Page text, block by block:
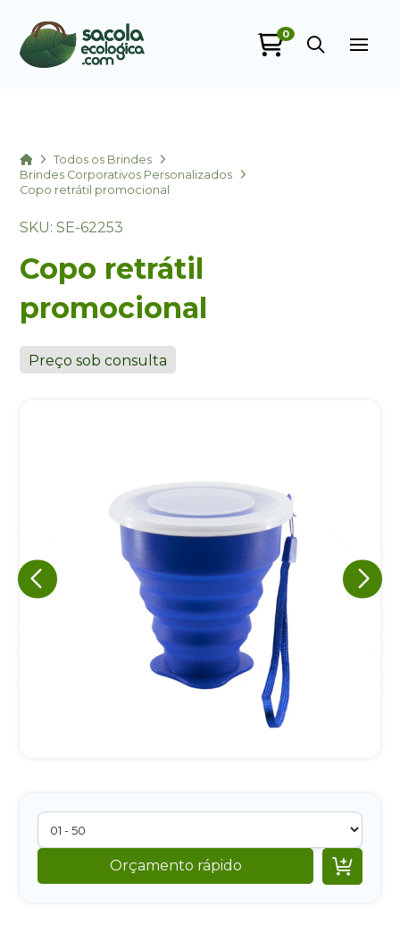
0
HomeTodos os Brindes
Brindes Corporativos Personalizados
Copo retrátil promocional
SKU: SE-62253
Copo retrátil
promocional
Preço sob consulta
Orçamento rápido 
A nossa empresa está comprometida a proteger e respeitar
sua privacidade, utilizaremos seus dados apenas para fins
de marketing. Você pode alterar suas preferências a
qualquer momento.
Iniciar conversa